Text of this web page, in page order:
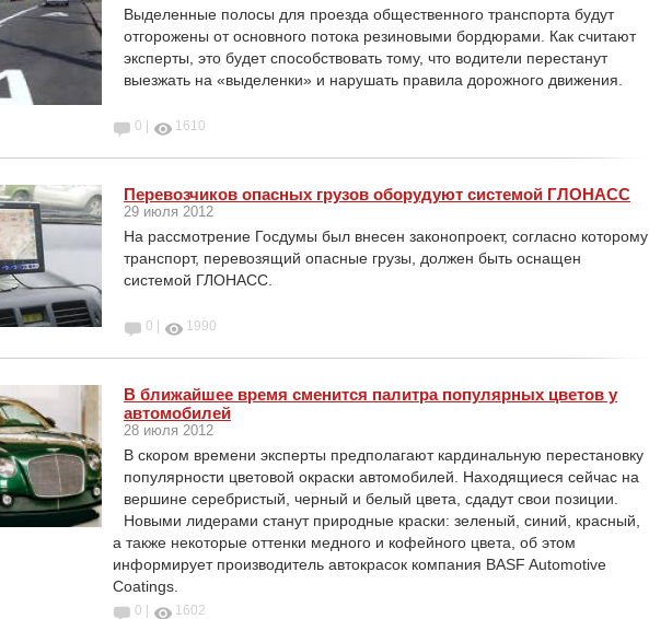
Выделенные полосы для проезда общественного транспорта будут
отгорожены от основного потока резиновыми бордюрами. Как считают
эксперты, это будет способствовать тому, что водители перестанут
выезжать на «выделенки» и нарушать правила дорожного движения.
0 | 1610
Перевозчиков опасных грузов оборудуют системой ГЛОНАСС
29 июля 2012
На рассмотрение Госдумы был внесен законопроект, согласно которому
транспорт, перевозящий опасные грузы, должен быть оснащен
системой ГЛОНАСС.
0 | 1990
В ближайшее время сменится палитра популярных цветов у
автомобилей
28 июля 2012
В скором времени эксперты предполагают кардинальную перестановку
популярности цветовой окраски автомобилей. Находящиеся сейчас на
вершине серебристый, черный и белый цвета, сдадут свои позиции.
Новыми лидерами станут природные краски: зеленый, синий, красный,
а также некоторые оттенки медного и кофейного цвета, об этом
информирует производитель автокрасок компания BASF Automotive
Coatings.
0 | 1602